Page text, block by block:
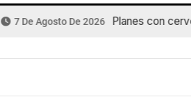
7 De Agosto De 2026 Planes con